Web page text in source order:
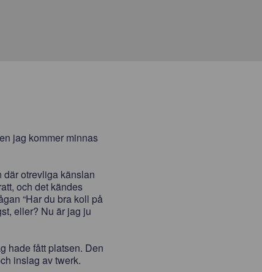
jag kommer minnas
där otrevliga känslan
och det kändes
“Har du bra koll på
eller? Nu är jag ju
hade fått platsen. Den
inslag av twerk.